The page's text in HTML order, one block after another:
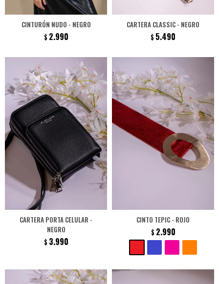
CINTURÓN NUDO - NEGRO
$ 2.990
CARTERA CLASSIC - NEGRO
$ 5.490
CARTERA PORTA CELULAR -
NEGRO
$ 3.990
CINTO TEPIC - ROJO
$ 2.990